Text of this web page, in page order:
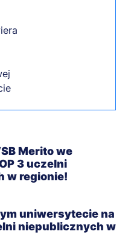
Merito we
3 uczelni
w regionie!
uniwersytecie na
niepublicznych w